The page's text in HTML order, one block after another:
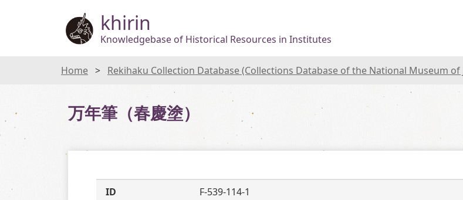
khirin
Knowledgebase of Historical Resources in Institutes
Home Rekihaku Collection Database (Collections Database of the National Museum of
万年筆（春慶塗）
ID
F-539-114-1